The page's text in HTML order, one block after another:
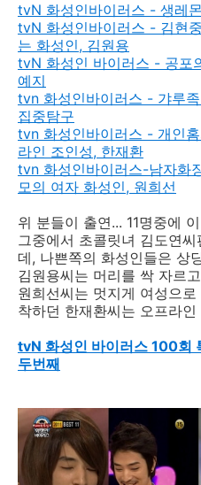
tvN 화성인바이러스 - 생레
tvN 화성인바이러스 - 김현
는 화성인, 김원용
tvN 화성인 바이러스 - 공포
예지
tvn 화성인바이러스 - 갸루
집중탐구
tvn 화성인바이러스 - 개인
라인 조인성, 한재환
tvn 화성인바이러스-남자화
모의 여자 화성인, 원희선
위 분들이 출연... 11명중에
그중에서 초콜릿녀 김도연
데, 나쁜쪽의 화성인들은 상
김원용씨는 머리를 싹 자르
원희선씨는 멋지게 여성으
착하던 한재환씨는 오프라
tvN 화성인 바이러스 100회
두번째